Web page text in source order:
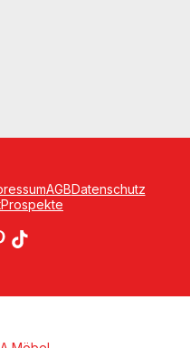
AGBDatenschutz
Prospekte